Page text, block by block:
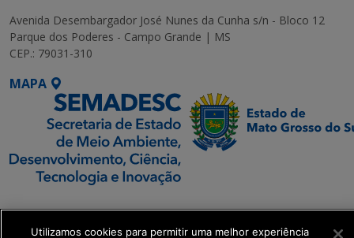
Avenida Desembargador José Nunes da Cunha s/n - Bloco 12
Parque dos Poderes - Campo Grande | MS
CEP.: 79031-310
MAPA
SETDIG | Secretaria-
Executiva de
Utilizamos cookies para permitir uma melhor experiência